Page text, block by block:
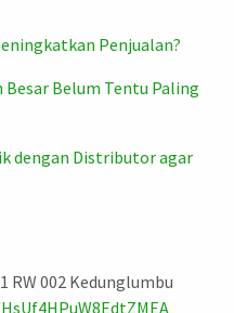
Penjualan?
Besar Belum Tentu Paling
dengan Distributor agar
RW 002 Kedunglumbu